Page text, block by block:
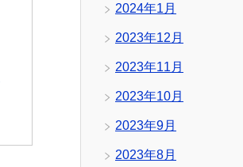
2024年1月
2023年12月
2023年11月
2023年10月
2023年9月
2023年8月